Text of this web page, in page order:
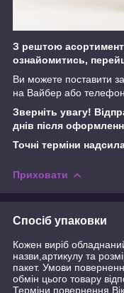
З рештою
ознайомитись,
Ви можете поставити
на Вайбер або
Зверніть увагу!
днів після
Точні терміни
Приховати
Спосіб упаковки
Кожен виріб
назви,артикулу та
пакет. Умови
обмін цього товару
Терміни повернення